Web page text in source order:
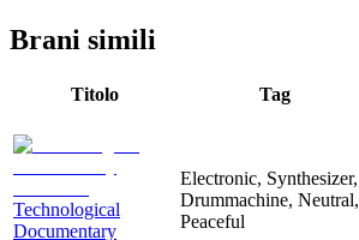
Brani simili
Titolo Tag
Technological
Documentary
Electronic, Synthesizer,
Drummachine, Neutral,
Peaceful